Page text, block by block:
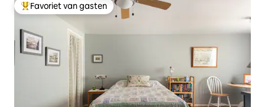
Topfavoriet van gasten
Favoriet van gasten